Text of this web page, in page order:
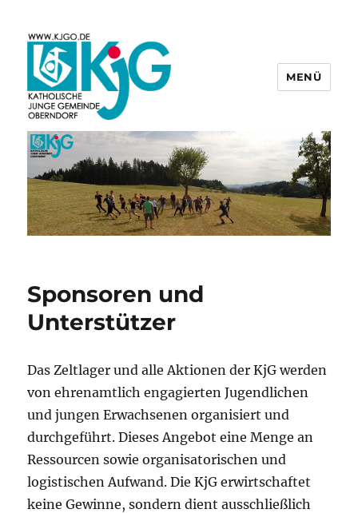
KjG Oberndorf
MENÜ
Sponsoren und
Unterstützer
Das Zeltlager und alle Aktionen der KjG werden
von ehrenamtlich engagierten Jugendlichen
und jungen Erwachsenen organisiert und
durchgeführt. Dieses Angebot eine Menge an
Ressourcen sowie organisatorischen und
logistischen Aufwand. Die KjG erwirtschaftet
keine Gewinne, sondern dient ausschließlich